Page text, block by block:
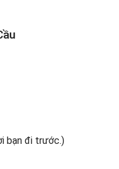
bạn đi trước.)